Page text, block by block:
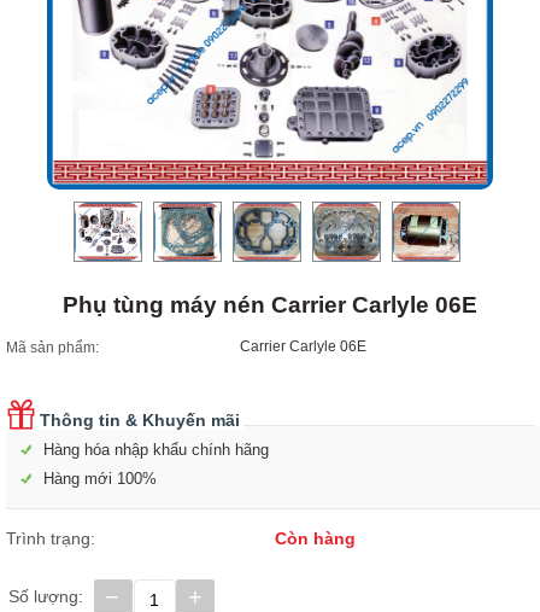
Phụ tùng máy nén Carrier Carlyle 06E
Mã sản phẩm: Carrier Carlyle 06E
Thông tin & Khuyến mãi
Hàng hóa nhập khẩu chính hãng
Hàng mới 100%
Trình trạng: Còn hàng
Số lượng: +
−